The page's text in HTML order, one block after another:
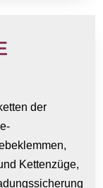
der
Kettenzüge,